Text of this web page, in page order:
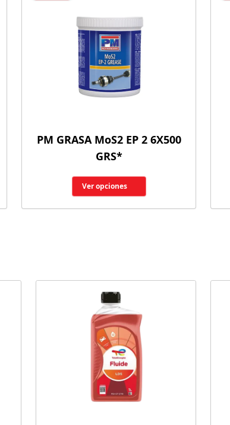
PM GRASA MoS2 EP 2 6X500
GRS*
Ver opciones